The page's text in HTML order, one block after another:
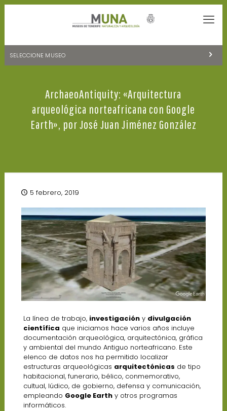
SELECCIONE MUSEO
NATURALEZA Y ARQUEOLOGÍA
LA CIENCIA Y EL COSMOS
ArchaeoAntiquity: «Arquitectura
arqueológica norteafricana con Google
Earth», por José Juan Jiménez González
5 febrero, 2019
La línea de trabajo, investigacióny divulgación
científica que iniciamos hace varios años incluye
documentación arqueológica, arquitectónica, gráfica
y ambiental del mundo Antiguo norteafricano. Este
elenco de datos nos ha permitido localizar
estructuras arqueológicas arquitectónicas de tipo
habitacional, funerario, bélico, conmemorativo,
cultual, lúdico, de gobierno, defensa y comunicación,
empleando Google Earthy otros programas
informáticos.